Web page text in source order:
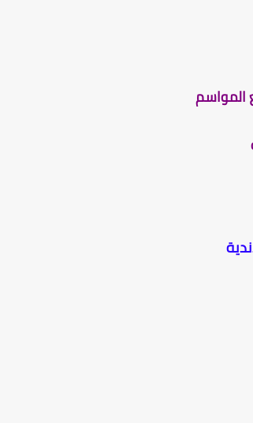
المواسم